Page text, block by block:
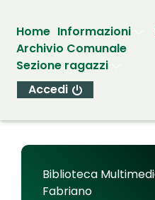
Home Informazioni
Archivio Comunale
Sezione ragazzi
Accedi
Biblioteca
Fabriano